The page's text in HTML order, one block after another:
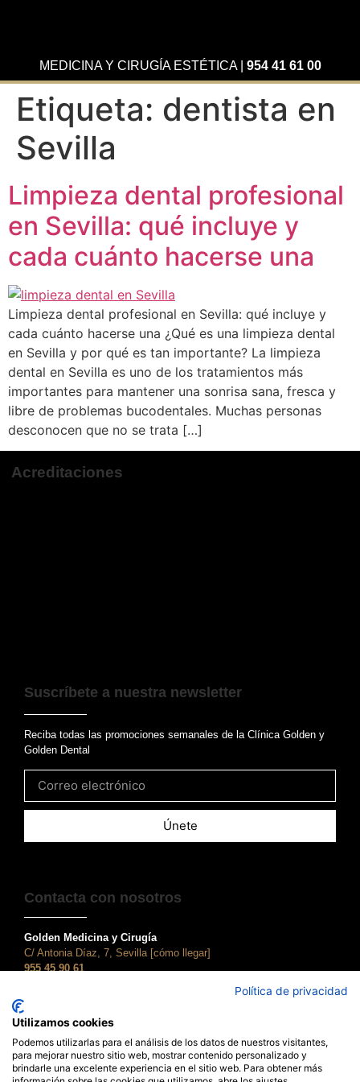
MEDICINA Y CIRUGÍA ESTÉTICA| 954 41 61 00
Etiqueta: dentista en
Sevilla
Limpieza dental profesional
en Sevilla: qué incluye y
cada cuánto hacerse una
Limpieza dental profesional en Sevilla: qué incluye y
cada cuánto hacerse una ¿Qué es una limpieza dental
en Sevilla y por qué es tan importante? La limpieza
dental en Sevilla es uno de los tratamientos más
importantes para mantener una sonrisa sana, fresca y
libre de problemas bucodentales. Muchas personas
desconocen que no se trata […]
Acreditaciones
Suscríbete a nuestra newsletter
Reciba todas las promociones semanales de la Clínica Golden y
Golden Dental
Únete
Contacta con nosotros
Golden Medicina y Cirugía
C/ Antonia Díaz, 7, Sevilla [cómo llegar]
955 45 90 61
C/ Adriano, 28, Sevilla [cómo llegar]
955 45 90 61
dental@clinicagolden.com
Política de privacidad
Utilizamos cookies
Podemos utilizarlas para el análisis de los datos de nuestros visitantes,
para mejorar nuestro sitio web, mostrar contenido personalizado y
brindarle una excelente experiencia en el sitio web. Para obtener más